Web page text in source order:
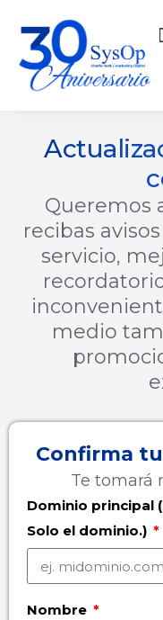
Queremos
recibas
servicio,
medio
Confirma
Te tomará
Dominio principal
Solo el dominio.)
Nombre